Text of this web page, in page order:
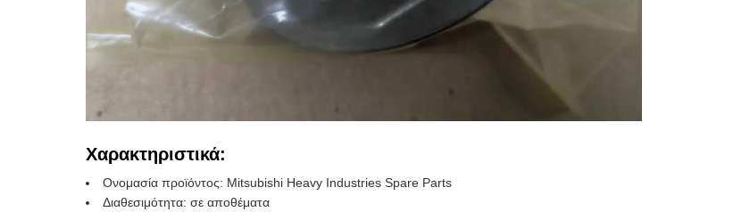
Χαρακτηριστικά:
Ονομασία προϊόντος: Mitsubishi Heavy Industries Spare Parts
Διαθεσιμότητα: σε αποθέματα